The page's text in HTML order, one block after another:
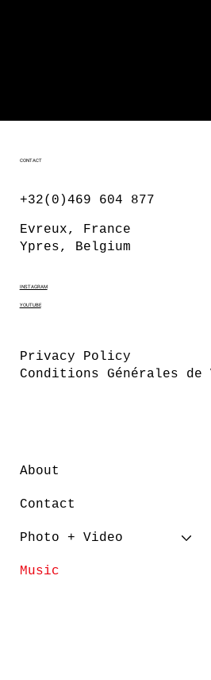
CONTACT
+32(0)469 604 877
Evreux, France
Ypres, Belgium
INSTAGRAM
YOUTUBE
Privacy Policy
Conditions Générales de
About
Contact
Photo + Video
Music